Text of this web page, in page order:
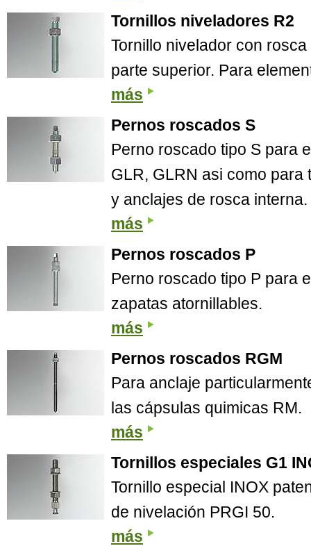
Tornillos niveladores R2
Tornillo nivelador con
parte superior. Para
más
Pernos roscados S
Perno roscado tipo S para
GLR, GLRN asi como para
y anclajes de rosca interna.
más
Pernos roscados P
Perno roscado tipo P para
zapatas atornillables.
más
Pernos roscados RGM
Para anclaje
las cápsulas quimicas RM.
más
Tornillos especiales G1
Tornillo especial INOX
de nivelación PRGI 50.
más